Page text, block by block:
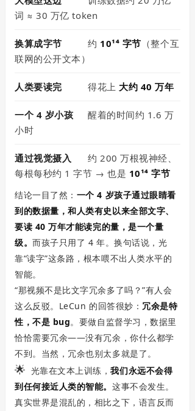
词 ≈ 30 万亿 token
换算成字节 约 10¹⁴ 字节 （整个互
联网的公开文本）
人类要读完 得花上 大约 40 万年
一个 4 岁小孩
醒着的时间约 1.6 万
小时
通过视觉摄入
约 200 万根视神经、
每根每秒约 1 字节 → 也是 10¹⁴ 字节
结论一目了然： 一个 4 岁孩子通过眼睛看
到的数据量，和人类有史以来全部文字、
要读 40 万年才能读完的量，是一个量
级。而孩子只用了 4 年。换句话说，光
靠“读字”这条路，根本喂不出人类水平的
智能。
“那视频不是比文字冗余多了吗？”有人会
这么反驳。LeCun 的回答很妙：冗余是特
性，不是 bug。要做自监督学习，数据里
恰恰需要冗余——没有冗余，你什么都学
不到。当然，冗余也别太多就是了。
🌟 光靠在文本上训练，我们永远不会得
到任何接近人类的智能。 这事不会发生。
真实世界是混乱的，相比之下，语言反而